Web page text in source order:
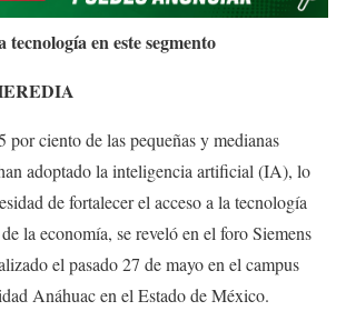
en este segmento
ciento de las pequeñas y medianas
adoptado la inteligencia artificial (IA), lo
de fortalecer el acceso a la tecnología
la economía, se reveló en el foro Siemens
el pasado 27 de mayo en el campus
Anáhuac en el Estado de México.